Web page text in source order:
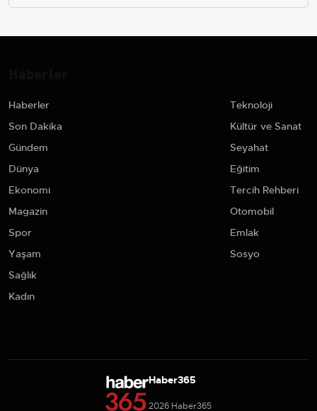
Haberler
Son Dakika
Gündem
Dünya
Ekonomi
Magazin
Spor
Yaşam
Sağlık
Kadın
Teknoloji
Kültür ve Sanat
Seyahat
Eğitim
Tercih Rehberi
Otomobil
Emlak
Sosyo
Haber365
2026 Haber365